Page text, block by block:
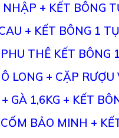
+ KẾT BÔNG
+ KẾT BÔNG 1 TỤ
THÊ KẾT BÔNG
LONG + CẶP
GÀ 1,6KG + KẾT
BẢO MINH +